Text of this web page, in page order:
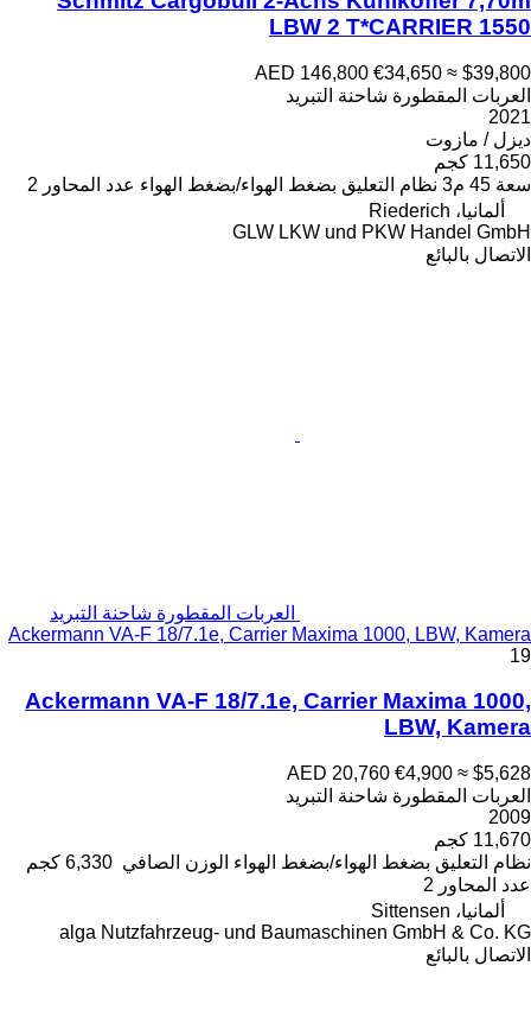
LBW 2 T*CARRIER 1550
AED 146,800 €34,650 ≈ $39,800
العربات المقطورة شاحنة التبريد
2021
ديزل / مازوت
11,650 كجم
سعة 45 م3 نظام التعليق بضغط الهواء/بضغط الهواء عدد المحاور 2
ألمانيا، Riederich
GLW LKW und PKW Handel GmbH
الاتصال بالبائع
العربات المقطورة شاحنة التبريد
Ackermann VA-F 18/7.1e, Carrier Maxima 1000, LBW, Kamera
19
Ackermann VA-F 18/7.1e, Carrier Maxima 1000,
LBW, Kamera
AED 20,760 €4,900 ≈ $5,628
العربات المقطورة شاحنة التبريد
2009
11,670 كجم
نظام التعليق بضغط الهواء/بضغط الهواء الوزن الصافي 6,330 كجم
عدد المحاور 2
ألمانيا، Sittensen
alga Nutzfahrzeug- und Baumaschinen GmbH & Co. KG
الاتصال بالبائع